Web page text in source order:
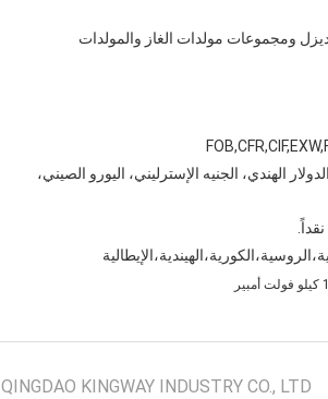
QINGDAO KINGWAY INDUSTRY CO., LTD.